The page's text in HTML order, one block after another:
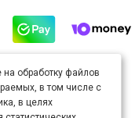
полицензии Creative
4.0
обработку файлов
в том числе с
в целях